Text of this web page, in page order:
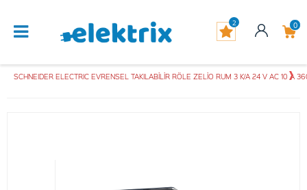
0
2
SCHNEIDER ELECTRIC EVRENSEL TAKILABİLİR RÖLE ZELİO RUM 3 K/A 24 V AC 10 A